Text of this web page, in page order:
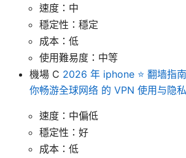
速度：中
穩定性：穩定
成本：低
使用難易度：中等
機場 C 2026 年 iphone ⭐ 翻墙指
你畅游全球网络 的 VPN 使用与隐
速度：中偏低
穩定性：好
成本：低